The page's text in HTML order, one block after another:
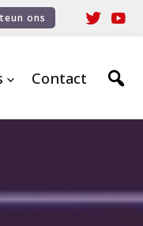
ons
Contact